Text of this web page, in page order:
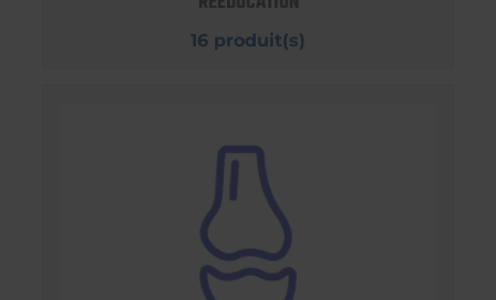
16 produit(s)